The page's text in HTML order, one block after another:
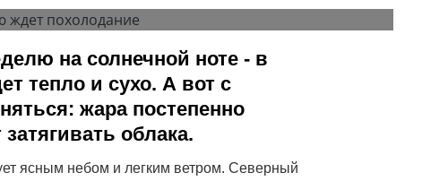
на солнечной ноте - в
тепло и сухо. А вот с
жара постепенно
облака.
ясным небом и легким ветром. Северный